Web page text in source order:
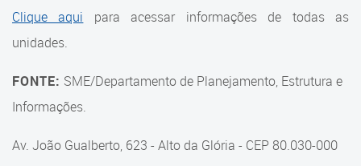
Suporte aos Contratos
Gerência de Segurança
Gerência de Transporte
Gerência de Transporte para
Clique aqui para acessar informações de todas as
unidades.
FONTE: SME/Departamento de Planejamento, Estrutura e
Informações.
Av. João Gualberto, 623 - Alto da Glória - CEP 80.030-000